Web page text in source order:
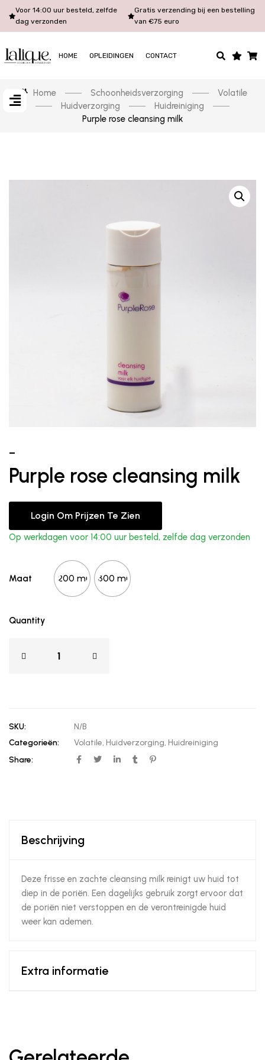
Voor 14:00 uur besteld, zelfde
dag verzonden
Gratis verzending bij een bestelling
van €75 euro
HOME OPLEIDINGEN CONTACT
Home Schoonheidsverzorging
Volatile
Huidverzorging
Huidreiniging
Purple rose cleansing milk
–
Purple rose cleansing milk
Login Om Prijzen Te Zien
Op werkdagen voor 14:00 uur besteld, zelfde dag verzonden
Maat 200 ml 300 ml
Quantity
SKU:
N/B
Categorieën:
Volatile, Huidverzorging, Huidreiniging
Share:
Beschrijving
Deze frisse en zachte cleansing milk reinigt uw huid tot
diep in de poriën. Een dagelijks gebruik zorgt ervoor dat
de poriën niet verstoppen en de verontreinigde huid
weer kan ademen.
Extra informatie